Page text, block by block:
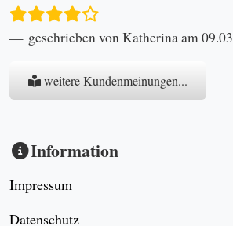
geschrieben von Katherina am
weitere Kundenmeinungen...
Information
Impressum
Datenschutz